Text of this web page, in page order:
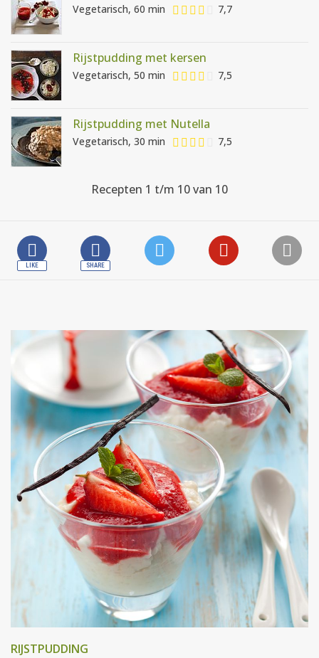
Vegetarisch, 60 min 7,7
Rijstpudding met kersen
Vegetarisch, 50 min 7,5
Rijstpudding met Nutella
Vegetarisch, 30 min 7,5
Recepten 1 t/m 10 van 10
RIJSTPUDDING